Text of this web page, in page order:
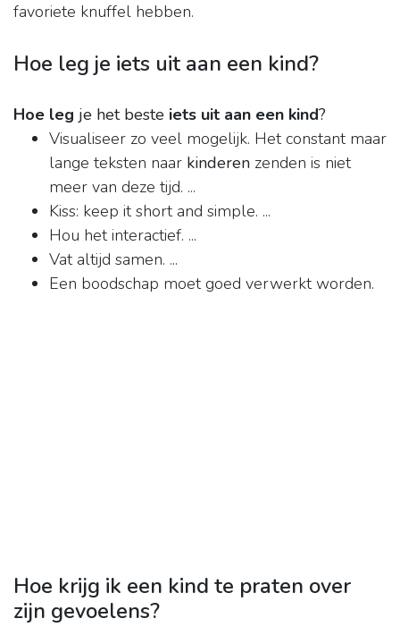
favoriete knuffel hebben.
Hoe leg je iets uit aan een kind?
Hoe leg je het beste iets uit aan een kind?
Visualiseer zo veel mogelijk. Het constant maar
lange teksten naar kinderen zenden is niet
meer van deze tijd. ...
Kiss: keep it short and simple. ...
Hou het interactief. ...
Vat altijd samen. ...
Een boodschap moet goed verwerkt worden.
Hoe krijg ik een kind te praten over
zijn gevoelens?